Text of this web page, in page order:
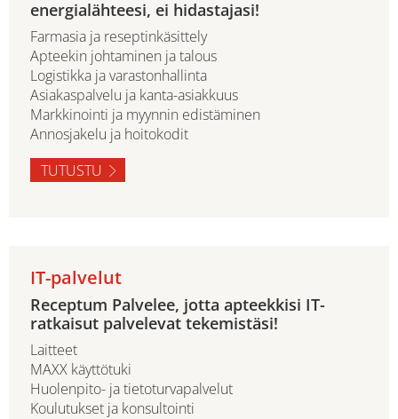
energialähteesi, ei hidastajasi!
Farmasia ja reseptinkäsittely
Apteekin johtaminen ja talous
Logistikka ja varastonhallinta
Asiakaspalvelu ja kanta-asiakkuus
Markkinointi ja myynnin edistäminen
Annosjakelu ja hoitokodit
TUTUSTU
IT-palvelut
Receptum Palvelee, jotta apteekkisi IT-
ratkaisut palvelevat tekemistäsi!
Laitteet
MAXX käyttötuki
Huolenpito- ja tietoturvapalvelut
Koulutukset ja konsultointi